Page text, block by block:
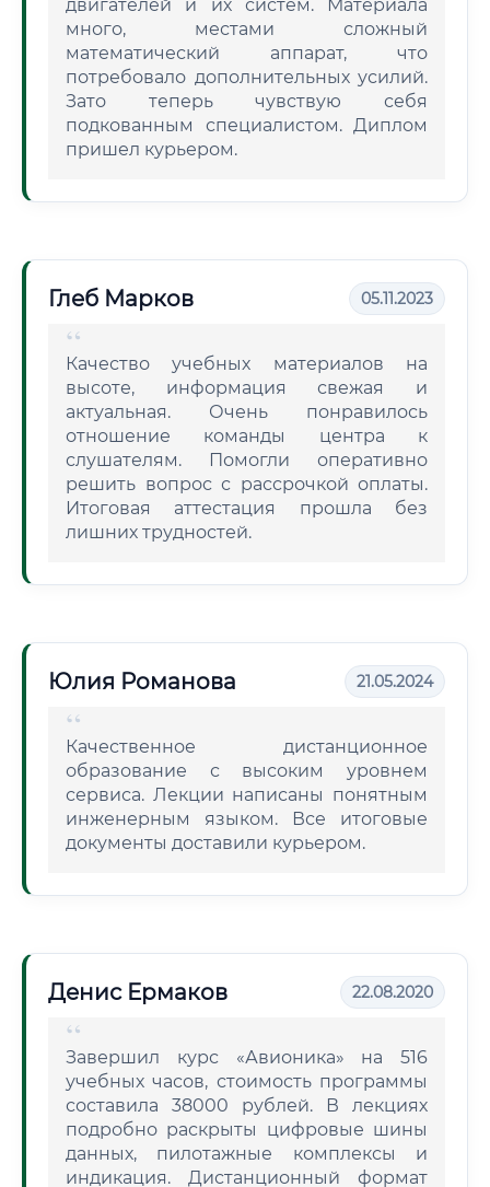
двигателей и их систем. Материала
много, местами сложный
математический аппарат, что
потребовало дополнительных усилий.
Зато теперь чувствую себя
подкованным специалистом. Диплом
пришел курьером.
Глеб Марков 05.11.2023
Качество учебных материалов на
высоте, информация свежая и
актуальная. Очень понравилось
отношение команды центра к
слушателям. Помогли оперативно
решить вопрос с рассрочкой оплаты.
Итоговая аттестация прошла без
лишних трудностей.
Юлия Романова 21.05.2024
Качественное дистанционное
образование с высоким уровнем
сервиса. Лекции написаны понятным
инженерным языком. Все итоговые
документы доставили курьером.
Денис Ермаков 22.08.2020
Завершил курс «Авионика» на 516
учебных часов, стоимость программы
составила 38000 рублей. В лекциях
подробно раскрыты цифровые шины
данных, пилотажные комплексы и
индикация. Дистанционный формат